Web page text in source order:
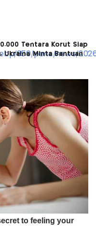
Tentara Korut Siap
Ukraina Minta Bantuan